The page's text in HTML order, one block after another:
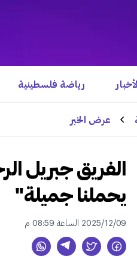
رياضة فلسطينية
عرض الخبر
الفريق جبريل
يحملنا جميلة"
2025/12/09 الساعة 08:59 م